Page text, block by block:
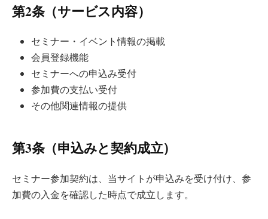
第2条（サービス内容）
セミナー・イベント情報の掲載
会員登録機能
セミナーへの申込み受付
参加費の支払い受付
その他関連情報の提供
第3条（申込みと契約成立）
セミナー参加契約は、当サイトが申込みを受け付け、参
加費の入金を確認した時点で成立します。